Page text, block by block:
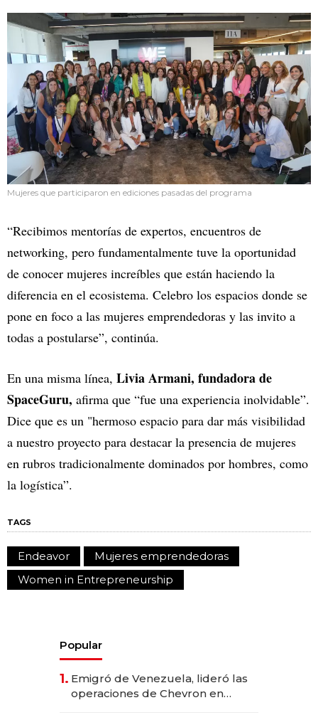
Mujeres que participaron en ediciones pasadas del programa
“Recibimos mentorías de expertos, encuentros de
networking, pero fundamentalmente tuve la oportunidad
de conocer mujeres increíbles que están haciendo la
diferencia en el ecosistema. Celebro los espacios donde se
pone en foco a las mujeres emprendedoras y las invito a
todas a postularse”, continúa.
En una misma línea, Livia Armani, fundadora de
SpaceGuru, afirma que “fue una experiencia inolvidable”.
Dice que es un "hermoso espacio para dar más visibilidad
a nuestro proyecto para destacar la presencia de mujeres
en rubros tradicionalmente dominados por hombres, como
la logística”.
TAGS
Endeavor
Mujeres emprendedoras
Women in Entrepreneurship
Popular
1. Emigró de Venezuela, lideró las
operaciones de Chevron en